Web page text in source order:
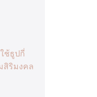
ช้ธูปกี่
สิริมงคล